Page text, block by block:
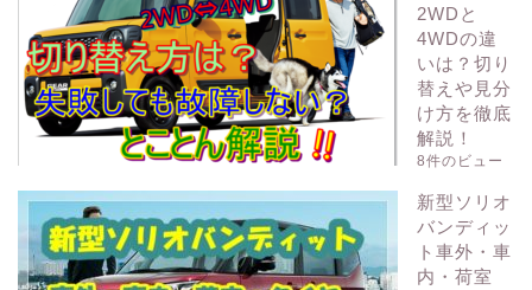
2WDと
4WDの違
いは？切り
替えや見分
け方を徹底
解説！
8件のビュー
新型ソリオ
バンディッ
ト車外・車
内・荷室